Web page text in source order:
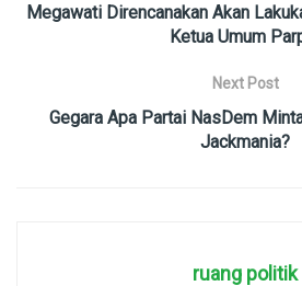
Megawati Direncanakan Akan
Ketua Umum
Next Post
Gegara Apa Partai NasDem
Jackmania?
ruang politik